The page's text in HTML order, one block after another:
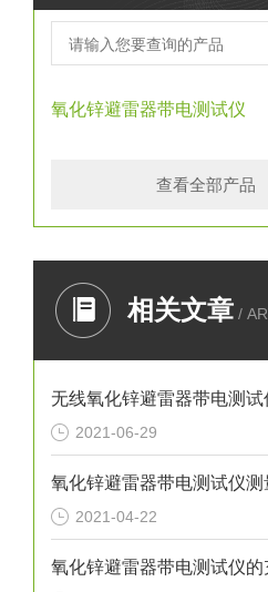
氧化锌避雷器带电测试仪
查看全部产品
相关文章 /
无线氧化锌避雷器带电测试
2021-06-29
氧化锌避雷器带电测试仪测
2021-04-22
氧化锌避雷器带电测试仪的